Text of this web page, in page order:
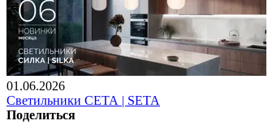
01.06.2026
Светильники СЕТА | SETA
Поделиться